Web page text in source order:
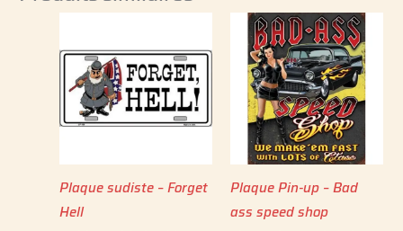
Plaque sudiste – Forget
Hell
Plaque Pin-up – Bad
ass speed shop